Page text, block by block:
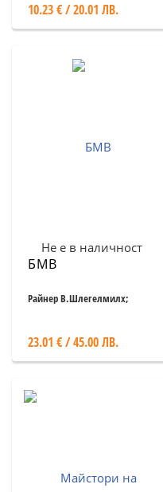
10.23 € / 20.01 ЛВ.
Не е в наличност
БМВ
Райнер В.Шлегелмилх;
23.01 € / 45.00 ЛВ.